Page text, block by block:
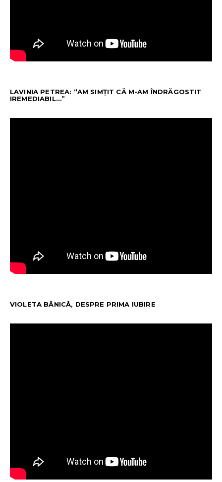
LAVINIA PETREA: “AM SIMȚIT CĂ M-AM ÎNDRĂGOSTIT
IREMEDIABIL…”
VIOLETA BĂNICĂ, DESPRE PRIMA IUBIRE